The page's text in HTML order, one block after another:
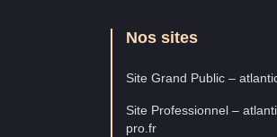
Nos sites
Site Grand Public –
Site Professionnel –
pro.fr